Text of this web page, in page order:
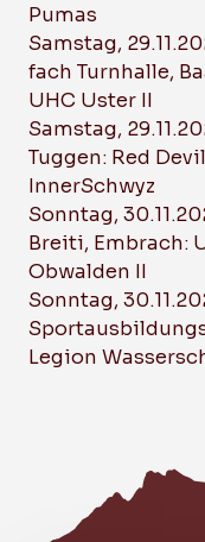
Pumas
Samstag,
fach Turnhalle,
UHC Uster II
Samstag,
Tuggen: Red
InnerSchwyz
Sonntag,
Breiti, Embrach:
Obwalden II
Sonntag,
Legion